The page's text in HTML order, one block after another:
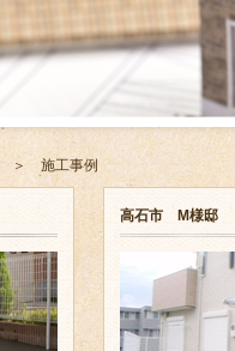
＞ 施工事例
高石市 M様邸